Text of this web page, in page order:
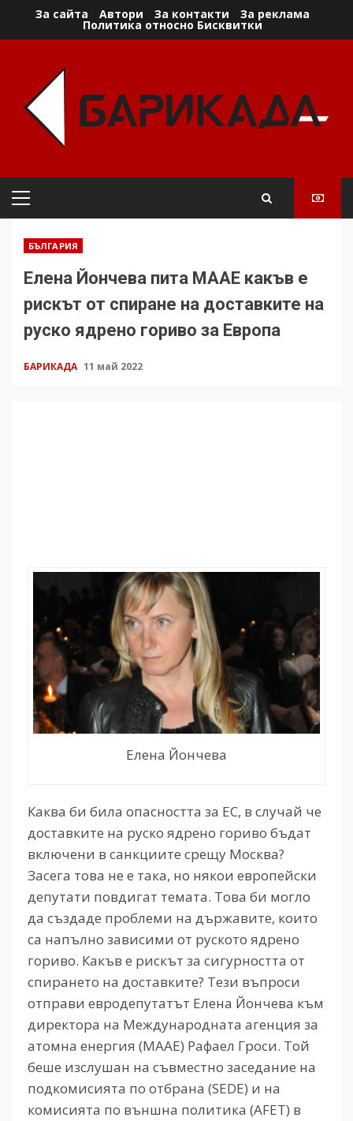
За сайта Автори За контакти За реклама
Политика относно Бисквитки
Primary
БЪЛГАРИЯ
Елена Йончева пита МААЕ какъв е
рискът от спиране на доставките на
руско ядрено гориво за Европа
БАРИКАДА 11 май 2022
Елена Йончева
Каква би била опасността за ЕС, в случай че
доставките на руско ядрено гориво бъдат
включени в санкциите срещу Москва?
Засега това не е така, но някои европейски
депутати повдигат темата. Това би могло
да създаде проблеми на държавите, които
са напълно зависими от руското ядрено
гориво. Какъв е рискът за сигурността от
спирането на доставките? Тези въпроси
отправи евродепутатът Елена Йончева към
директора на Международната агенция за
атомна енергия (МААЕ) Рафаел Гроси. Той
беше изслушан на съвместно заседание на
подкомисията по отбрана (SEDE) и на
комисията по външна политика (AFET) в